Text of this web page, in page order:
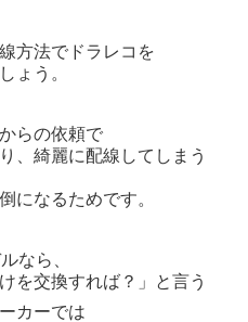
方法でドラレコを
ょう。
らの依頼で
、綺麗に配線してしまう
になるためです。
なら、
を交換すれば？」と言う
カーでは